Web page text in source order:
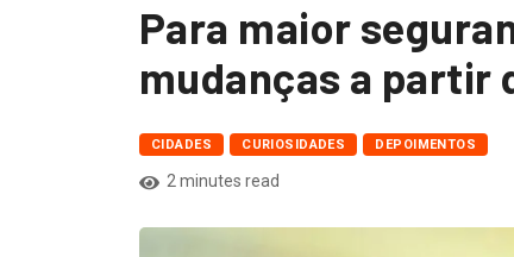
Para maior
mudanças a partir
CIDADES CURIOSIDADES DEPOIMENTOS
2 minutes read